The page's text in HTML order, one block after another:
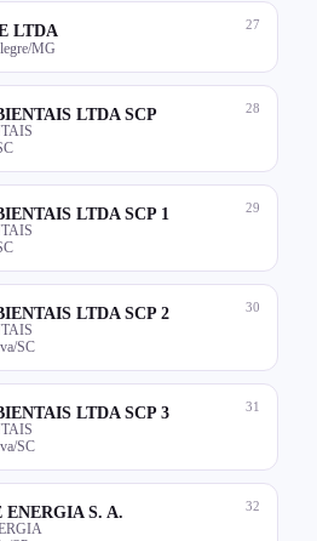
27
LTDA
MG
28
LTDA SCP
29
LTDA SCP 1
30
LTDA SCP 2
SC
31
LTDA SCP 3
SC
32
S. A.